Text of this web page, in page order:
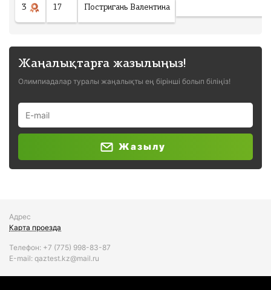
Жаңалықтарға жазылыңыз!
Олимпиадалар туралы жаңалықты ең бірінші болып біліңіз!
Жазылу
3 17 Постригань Валентина
Адрес
Карта проезда
Телефон: +7 (775) 998-83-87
Е-mail: qaztest.kz@mail.ru